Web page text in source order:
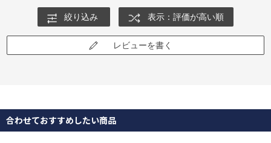
絞り込み 表示：評価が高い順
レビューを書く
合わせておすすめしたい商品